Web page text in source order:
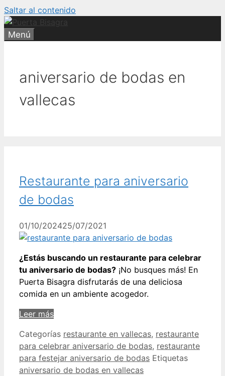
Saltar al contenido
Menú
aniversario de bodas en
vallecas
Restaurante para aniversario
de bodas
01/10/202425/07/2021
¿Estás buscando un restaurante para celebrar
tu aniversario de bodas? ¡No busques más! En
Puerta Bisagra disfrutarás de una deliciosa
comida en un ambiente acogedor.
Leer más
Categorías restaurante en vallecas, restaurante
para celebrar aniversario de bodas, restaurante
para festejar aniversario de bodas Etiquetas
aniversario de bodas en vallecas